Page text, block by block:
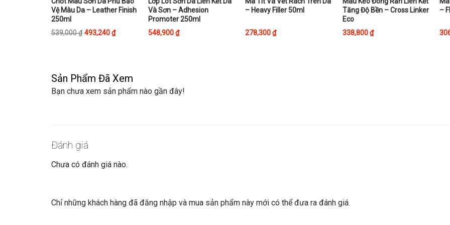
product
has
multiple
may
be
product
page
Vệ Màu Da – Leather Finish
250ml
539,000₫ 493,240₫
product
has
multiple
be
Và Sơn – Adhesion
Promoter 250ml
548,900₫
product
multiple
– Heavy Filler 50ml
278,300₫
Tăng Độ Bền – Cross Linker
Eco
338,800₫
–
Sản Phẩm Đã Xem
Bạn chưa xem sản phẩm nào gần đây!
Đánh giá
Chưa có đánh giá nào.
Chỉ những khách hàng đã đăng nhập và mua sản phẩm này mới có thể đưa ra đánh giá.